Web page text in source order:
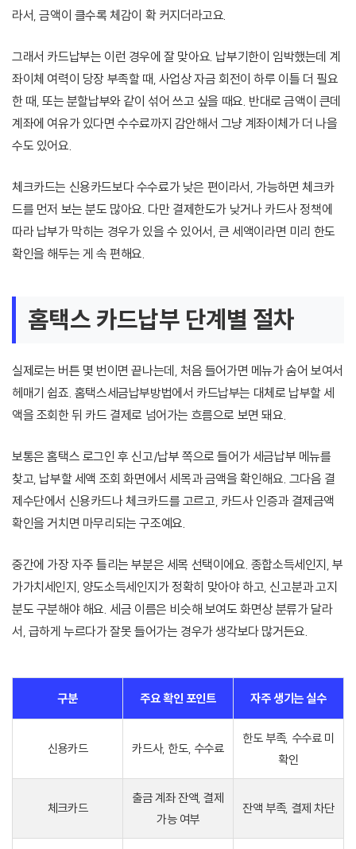
라서, 금액이 클수록 체감이 확 커지더라고요.
그래서 카드납부는 이런 경우에 잘 맞아요. 납부기한이 임박했는데 계
좌이체 여력이 당장 부족할 때, 사업상 자금 회전이 하루 이틀 더 필요
한 때, 또는 분할납부와 같이 섞어 쓰고 싶을 때요. 반대로 금액이 큰데
계좌에 여유가 있다면 수수료까지 감안해서 그냥 계좌이체가 더 나을
수도 있어요.
체크카드는 신용카드보다 수수료가 낮은 편이라서, 가능하면 체크카
드를 먼저 보는 분도 많아요. 다만 결제한도가 낮거나 카드사 정책에
따라 납부가 막히는 경우가 있을 수 있어서, 큰 세액이라면 미리 한도
확인을 해두는 게 속 편해요.
홈택스 카드납부 단계별 절차
실제로는 버튼 몇 번이면 끝나는데, 처음 들어가면 메뉴가 숨어 보여서
헤매기 쉽죠. 홈택스세금납부방법에서 카드납부는 대체로 납부할 세
액을 조회한 뒤 카드 결제로 넘어가는 흐름으로 보면 돼요.
보통은 홈택스 로그인 후 신고/납부 쪽으로 들어가 세금납부 메뉴를
찾고, 납부할 세액 조회 화면에서 세목과 금액을 확인해요. 그다음 결
제수단에서 신용카드나 체크카드를 고르고, 카드사 인증과 결제금액
확인을 거치면 마무리되는 구조예요.
중간에 가장 자주 틀리는 부분은 세목 선택이에요. 종합소득세인지, 부
가가치세인지, 양도소득세인지가 정확히 맞아야 하고, 신고분과 고지
분도 구분해야 해요. 세금 이름은 비슷해 보여도 화면상 분류가 달라
서, 급하게 누르다가 잘못 들어가는 경우가 생각보다 많거든요.
구분 주요 확인 포인트 자주 생기는 실수
신용카드 카드사, 한도, 수수료
한도 부족, 수수료 미
확인
체크카드
출금 계좌 잔액, 결제
가능 여부
잔액 부족, 결제 차단